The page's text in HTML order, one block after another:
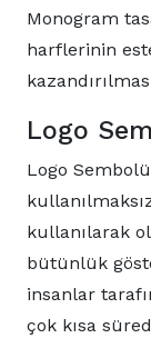
Monogram
harflerinin
Logo
Logo
kullanılarak
bütünlük
insanlar
çok kısa